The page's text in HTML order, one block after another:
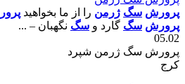
پرورش سگ ژرمن را از ما بخواهيد
پرورش سگ گارد و سگ نگهبان – ...
05.02
پرورش سگ ژرمن شپرد
کرج